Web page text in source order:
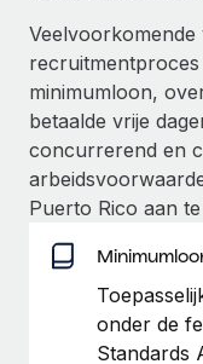
Blijf compliance-
Apparaatbeheer
Lever en track
Entiteiten
Stel snel
Mobiliteit en
Plaats
Secundaire
BLOG
Global Payroll
EOR en PEO
Contractor
Naar de blog
Veelvoorkomende
minimumloon,
betaalde vrije
concurrerend en
Puerto Rico aan
onder de
Standards